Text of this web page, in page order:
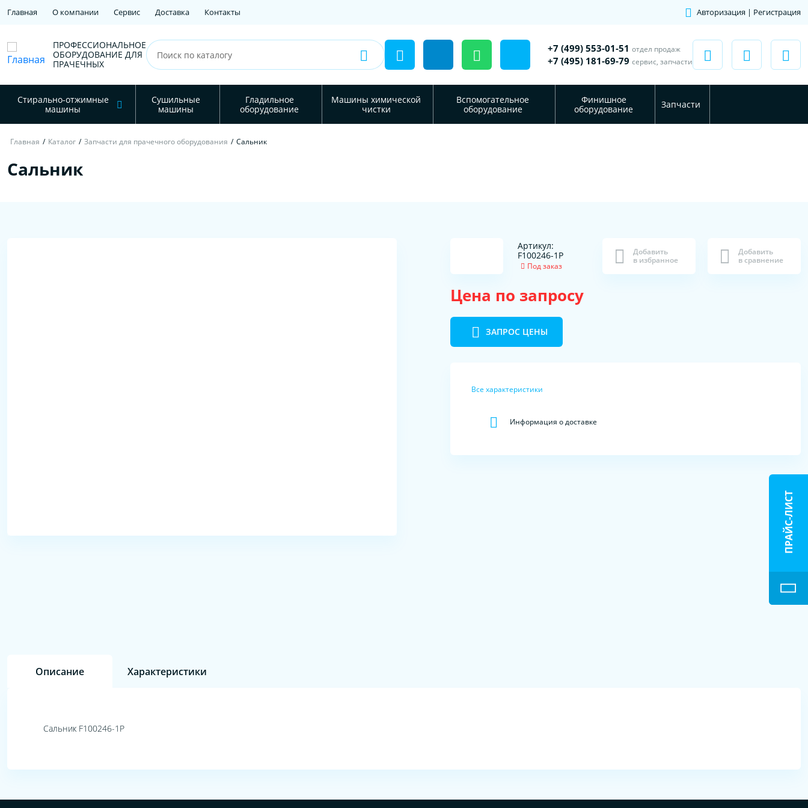
Главная О компании Сервис Доставка Контакты Авторизация | Регистрация
ПРОФЕССИОНАЛЬНОЕ
ОБОРУДОВАНИЕ ДЛЯ
ПРАЧЕЧНЫХ
+7 (499) 553-01-51 отдел продаж
+7 (495) 181-69-79 сервис, запчасти
Стирально-отжимные
машины
Сушильные
машины
Гладильное
оборудование
Машины химической
чистки
Вспомогательное
оборудование
Финишное
оборудование
Запчасти
Главная / Каталог / Запчасти для прачечного оборудования / Сальник
Сальник
Артикул:
F100246-1P
Под заказ
Добавить
в избранное
Добавить
в сравнение
Цена по запросу
ЗАПРОС ЦЕНЫ
Все характеристики
Информация о доставке
Описание Характеристики
Сальник F100246-1P
ПРАЙС-ЛИСТ